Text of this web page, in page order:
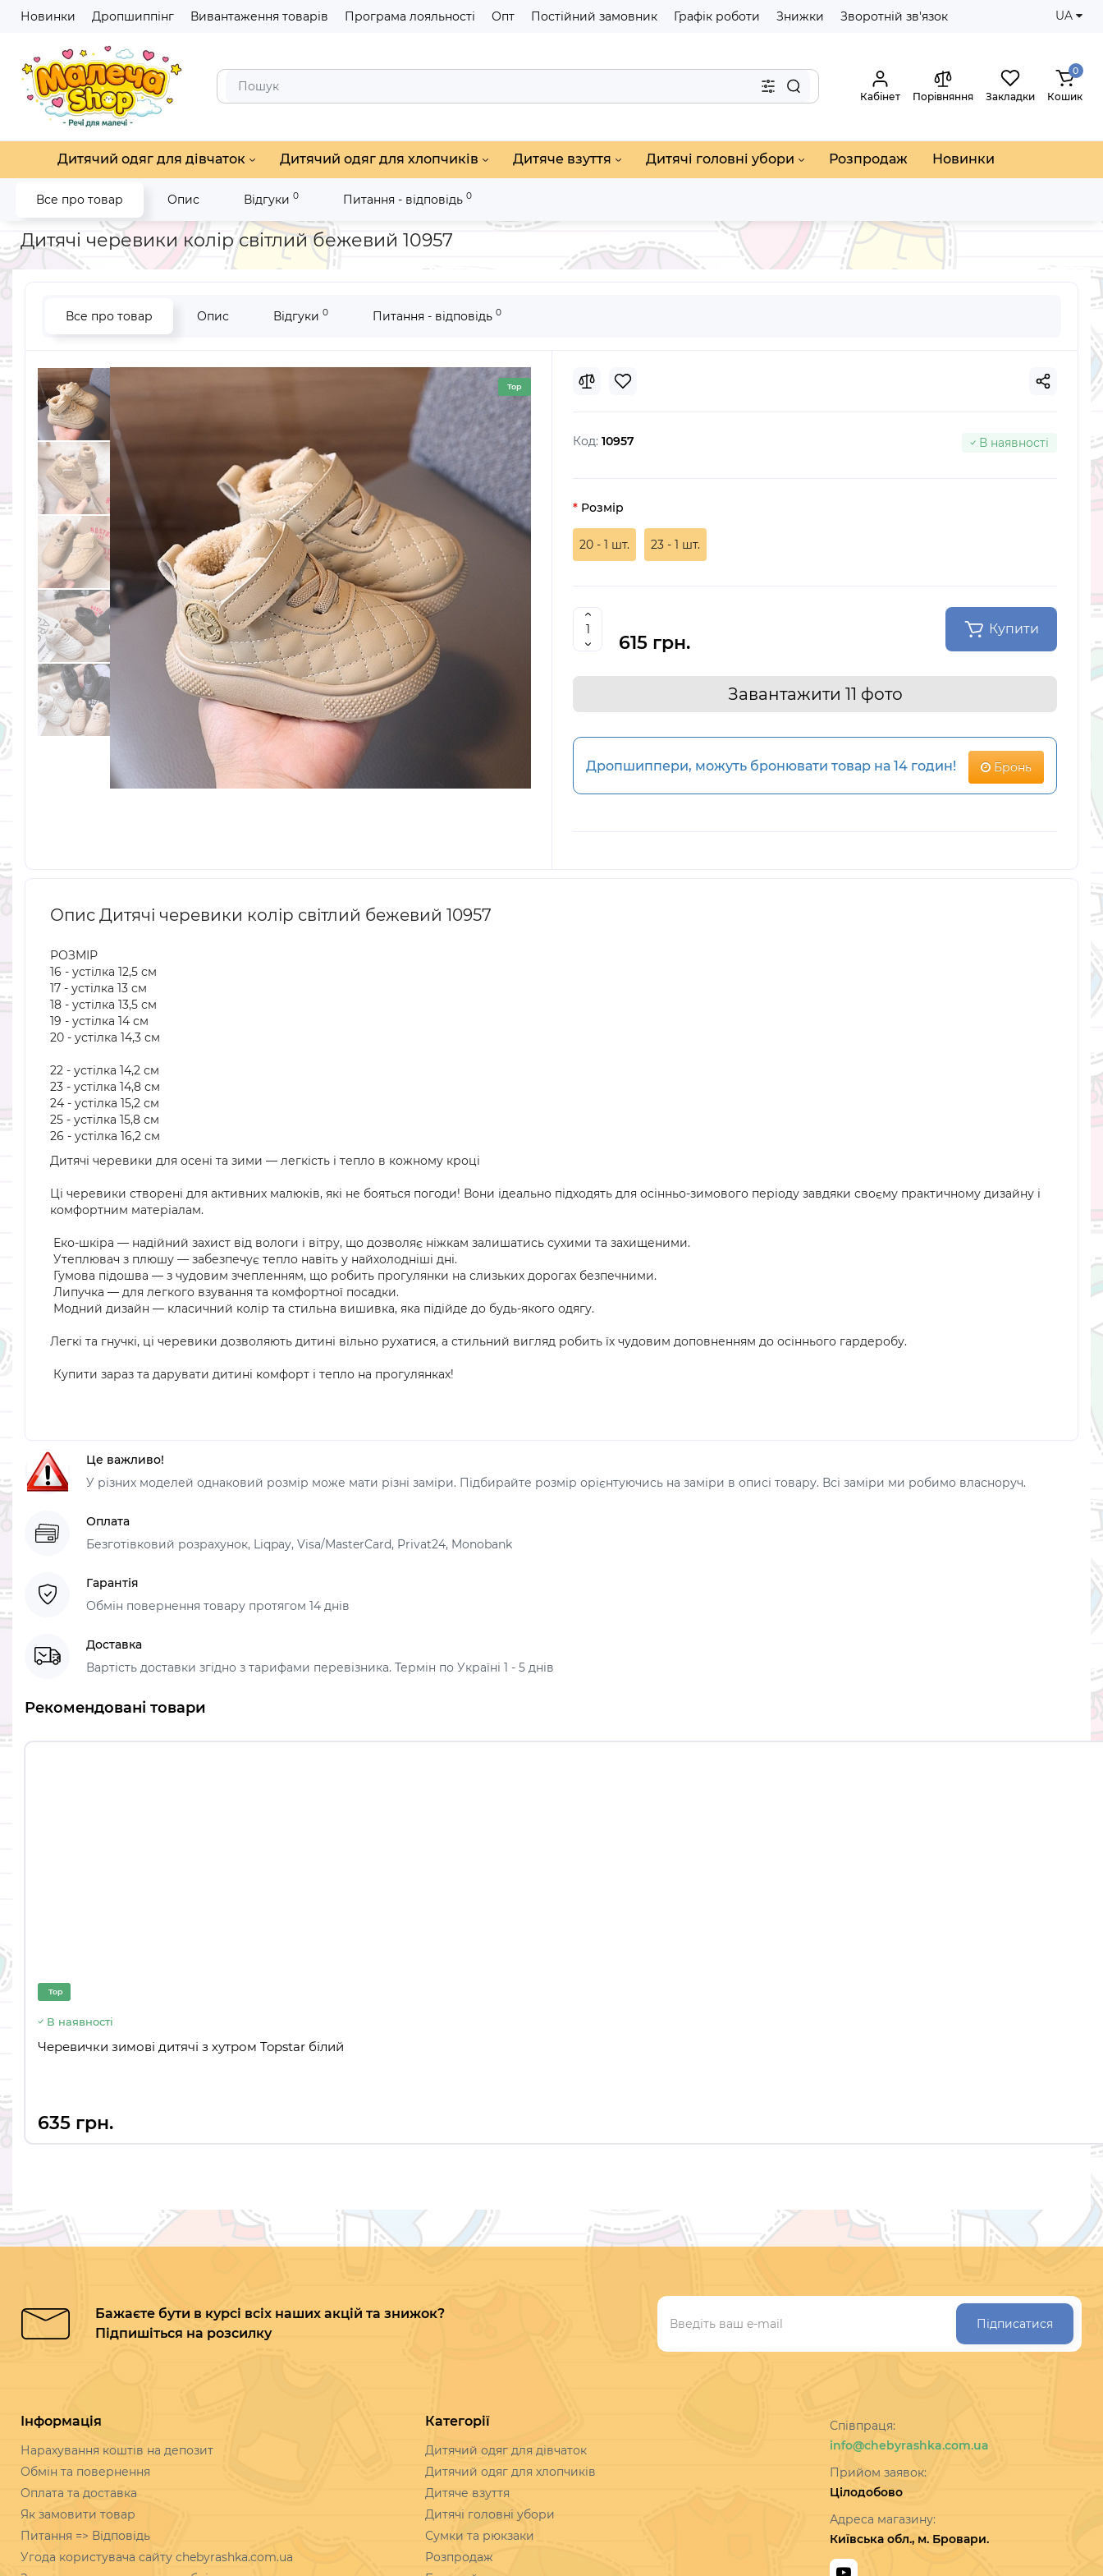
Новинки Дропшиппінг Вивантаження товарів Програма лояльності Опт Постійний замовник Графік роботи Знижки Зворотній зв'язок UA
Кабінет Порівняння Закладки
0
Кошик
Дитячий одяг для дівчаток Дитячий одяг для хлопчиків Дитяче взуття Дитячі головні убори Розпродаж Новинки
Все про товар Опис Відгуки 0 Питання - відповідь 0
Головна Дитяче взуття Дитячі черевички, чобітки, уггі Дитячі черевики колір світлий бежевий 10957
Дитячі черевики колір світлий бежевий 10957
Все про товар Опис Відгуки 0 Питання - відповідь 0
Top
Код: 10957 В наявності
Розмір
20 - 1 шт. 23 - 1 шт.
615 грн.
Купити
Завантажити 11 фото
Дропшиппери, можуть бронювати товар на 14 годин! Бронь
Опис Дитячі черевики колір світлий бежевий 10957
РОЗМІР
16 - устілка 12,5 см
17 - устілка 13 см
18 - устілка 13,5 см
19 - устілка 14 см
20 - устілка 14,3 см
22 - устілка 14,2 см
23 - устілка 14,8 см
24 - устілка 15,2 см
25 - устілка 15,8 см
26 - устілка 16,2 см
Дитячі черевики для осені та зими — легкість і тепло в кожному кроці
Ці черевики створені для активних малюків, які не бояться погоди! Вони ідеально підходять для осінньо-зимового періоду завдяки своєму практичному дизайну і
комфортним матеріалам.
Еко-шкіра — надійний захист від вологи і вітру, що дозволяє ніжкам залишатись сухими та захищеними.
Утеплювач з плюшу — забезпечує тепло навіть у найхолодніші дні.
Гумова підошва — з чудовим зчепленням, що робить прогулянки на слизьких дорогах безпечними.
Липучка — для легкого взування та комфортної посадки.
Модний дизайн — класичний колір та стильна вишивка, яка підійде до будь-якого одягу.
Легкі та гнучкі, ці черевики дозволяють дитині вільно рухатися, а стильний вигляд робить їх чудовим доповненням до осіннього гардеробу.
Купити зараз та дарувати дитині комфорт і тепло на прогулянках!
Це важливо!
У різних моделей однаковий розмір може мати різні заміри. Підбирайте розмір орієнтуючись на заміри в описі товару. Всі заміри ми робимо власноруч.
Оплата
Безготівковий розрахунок, Liqpay, Visa/MasterCard, Privat24, Monobank
Гарантія
Обмін повернення товару протягом 14 днів
Доставка
Вартість доставки згідно з тарифами перевізника. Термін по Україні 1 - 5 днів
Рекомендовані товари
Top
В наявності
Черевички зимові дитячі з хутром Topstar білий
635 грн.
Бажаєте бути в курсі всіх наших акцій та знижок?
Підпишіться на розсилку
Підписатися
Інформація
Нарахування коштів на депозит
Обмін та повернення
Оплата та доставка
Як замовити товар
Питання => Відповідь
Угода користувача сайту chebyrashka.com.ua
Категорії
Дитячий одяг для дівчаток
Дитячий одяг для хлопчиків
Дитяче взуття
Дитячі головні убори
Сумки та рюкзаки
Розпродаж
Співпраця:
info@chebyrashka.com.ua
Прийом заявок:
Цілодобово
Адреса магазину:
Київська обл., м. Бровари.